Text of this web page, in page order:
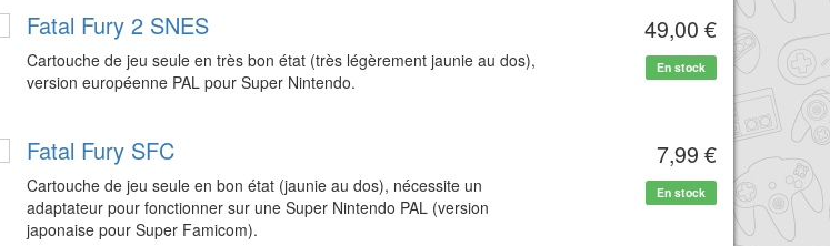
Fatal Fury 2 SNES
Cartouche de jeu seule en très bon état (très légèrement jaunie au dos),
version européenne PAL pour Super Nintendo.
49,00 €
En stock
Fatal Fury SFC
Cartouche de jeu seule en bon état (jaunie au dos), nécessite un
adaptateur pour fonctionner sur une Super Nintendo PAL (version
japonaise pour Super Famicom).
7,99 €
En stock